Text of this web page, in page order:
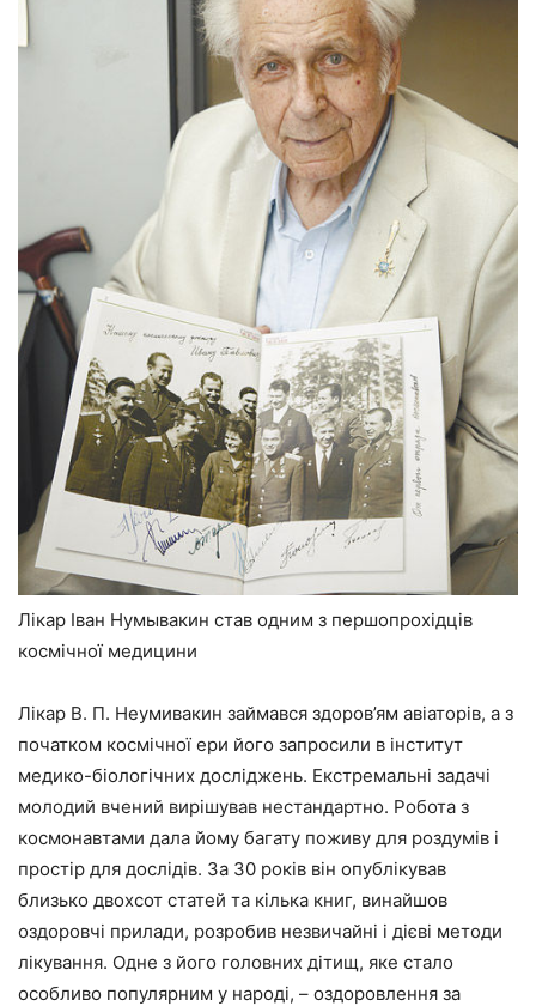
Лікар Іван Нумывакин став одним з першопрохідців
космічної медицини
Лікар В. П. Неумивакин займався здоров’ям авіаторів, а з
початком космічної ери його запросили в інститут
медико-біологічних досліджень. Екстремальні задачі
молодий вчений вирішував нестандартно. Робота з
космонавтами дала йому багату поживу для роздумів і
простір для дослідів. За 30 років він опублікував
близько двохсот статей та кілька книг, винайшов
оздоровчі прилади, розробив незвичайні і дієві методи
лікування. Одне з його головних дітищ, яке стало
особливо популярним у народі, – оздоровлення за